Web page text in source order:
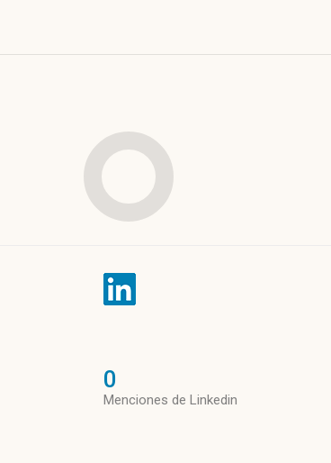
0
Menciones de Linkedin